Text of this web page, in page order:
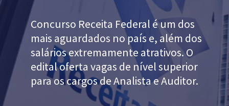
Concurso Receita Federal é um dos
mais aguardados no país e, além dos
salários extremamente atrativos. O
edital oferta vagas de nível superior
para os cargos de Analista e Auditor.